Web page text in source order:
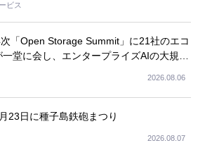
ビス
「Open Storage Summit」に21社のエコ
堂に会し、エンタープライズAIの大規模
イダンスを共有
2026.08.06
日に種子島鉄砲まつり
2026.08.07